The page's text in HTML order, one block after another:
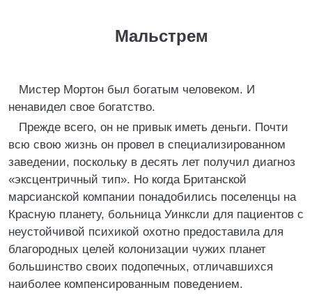
Мальстрем
Мистер Мортон был богатым человеком. И
ненавидел свое богатство.
Прежде всего, он не привык иметь деньги. Почти
всю свою жизнь он провел в специализированном
заведении, поскольку в десять лет получил диагноз
«эксцентричный тип». Но когда Британской
марсианской компании понадобились поселенцы на
Красную планету, больница Уинксли для пациентов с
неустойчивой психикой охотно предоставила для
благородных целей колонизации чужих планет
большинство своих подопечных, отличавшихся
наиболее компенсированным поведением.